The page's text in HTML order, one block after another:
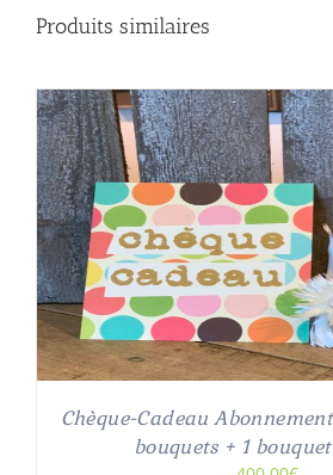
Produits similaires
Chèque-Cadeau
bouquets + 1